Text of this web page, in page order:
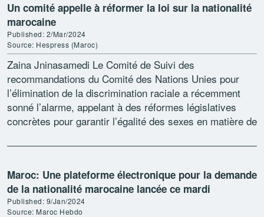
Un comité appelle à réformer la loi sur la nationalité
marocaine
Published: 2/Mar/2024
Source: Hespress (Maroc)
Zaina Jninasamedi Le Comité de Suivi des
recommandations du Comité des Nations Unies pour
l’élimination de la discrimination raciale a récemment
sonné l’alarme, appelant à des réformes législatives
concrètes pour garantir l’égalité des sexes en matière de
Maroc: Une plateforme électronique pour la demande
de la nationalité marocaine lancée ce mardi
Published: 9/Jan/2024
Source: Maroc Hebdo